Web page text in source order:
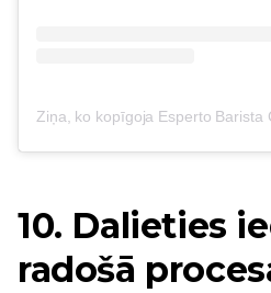
10. Dalieties
radošā